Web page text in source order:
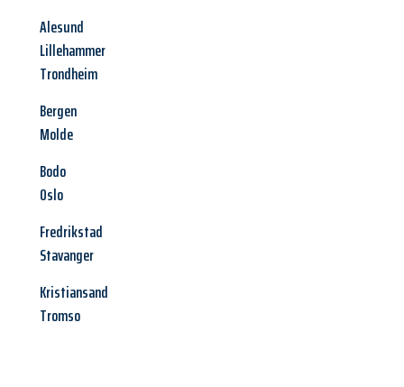
Alesund
Lillehammer
Trondheim
Bergen
Molde
Bodo
Oslo
Fredrikstad
Stavanger
Kristiansand
Tromso